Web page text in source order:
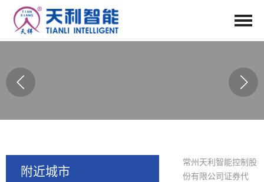
附近城市
常州天利智能控制股
份有限公司证券代